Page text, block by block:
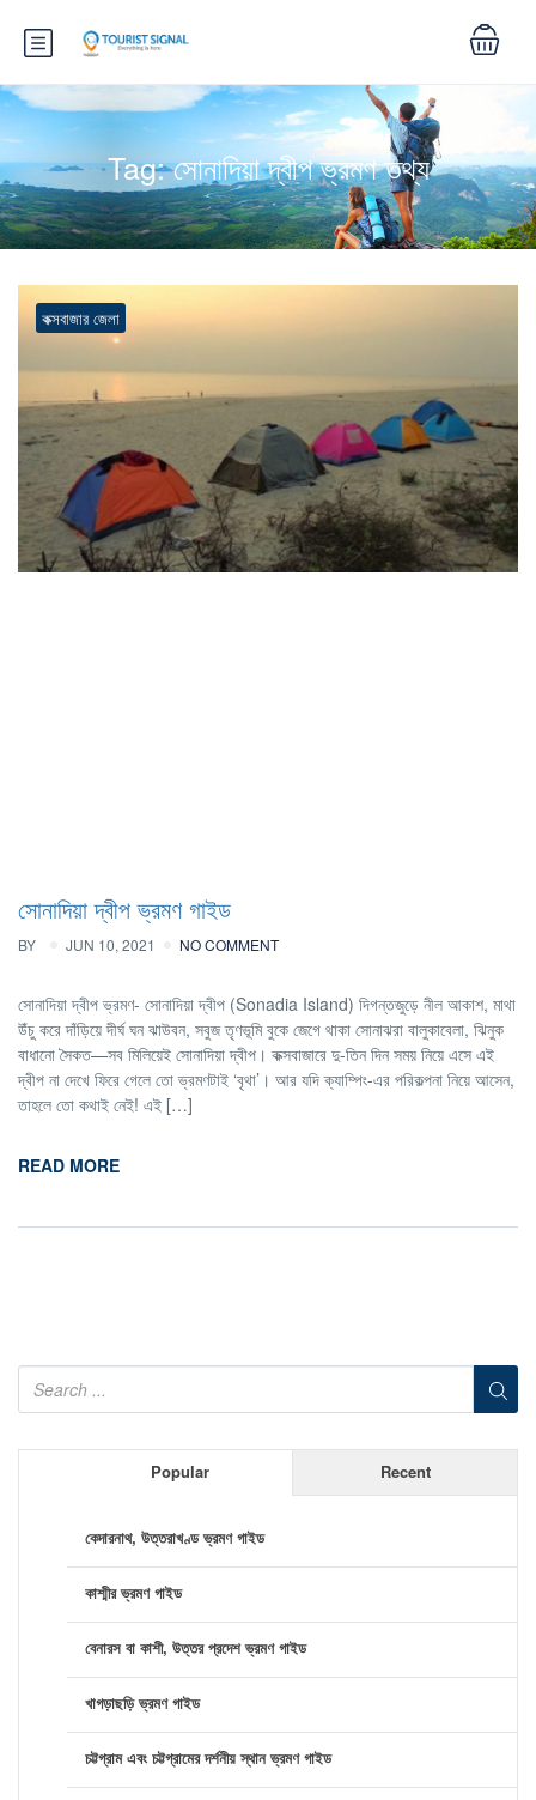
Tag:সোনাদিয়া দ্বীপ ভ্রমণ তথ্য
কক্সবাজার জেলা
সোনাদিয়া দ্বীপ ভ্রমণ গাইড
BY JUN 10, 2021 NO COMMENT
সোনাদিয়া দ্বীপ ভ্রমণ- সোনাদিয়া দ্বীপ (Sonadia Island) দিগন্তজুড়ে নীল আকাশ, মাথা
উঁচু করে দাঁড়িয়ে দীর্ঘ ঘন ঝাউবন, সবুজ তৃণভূমি বুকে জেগে থাকা সোনাঝরা বালুকাবেলা, ঝিনুক
বাধানো সৈকত—সব মিলিয়েই সোনাদিয়া দ্বীপ। কক্সবাজারে দু-তিন দিন সময় নিয়ে এসে এই
দ্বীপ না দেখে ফিরে গেলে তো ভ্রমণটাই ‘বৃথা’। আর যদি ক্যাম্পিং-এর পরিকল্পনা নিয়ে আসেন,
তাহলে তো কথাই নেই! এই […]
READ MORE
Popular Recent
কেদারনাথ, উত্তরাখণ্ড ভ্রমণ গাইড
কাশ্মীর ভ্রমণ গাইড
বেনারস বা কাশী, উত্তর প্রদেশ ভ্রমণ গাইড
খাগড়াছড়ি ভ্রমণ গাইড
চট্টগ্রাম এবং চট্টগ্রামের দর্শনীয় স্থান ভ্রমণ গাইড